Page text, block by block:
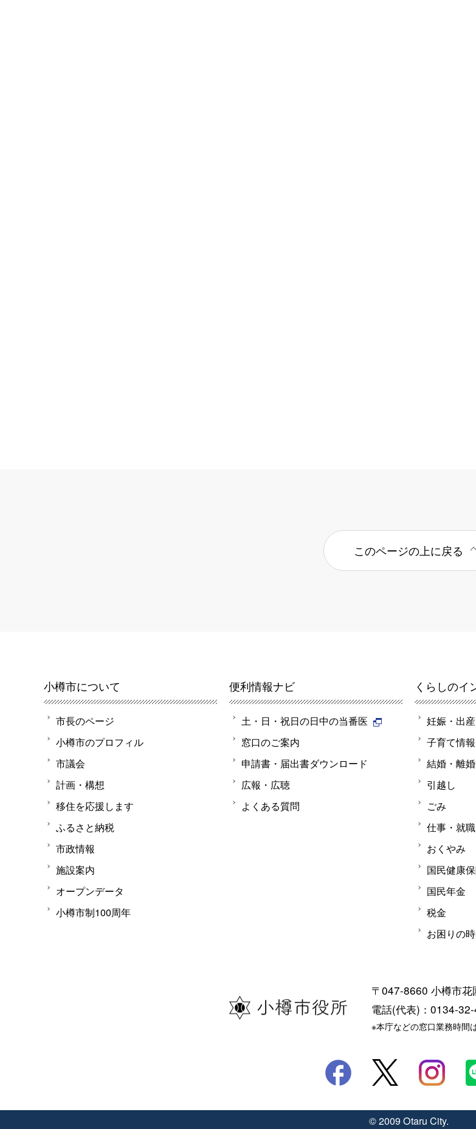
このページの上に戻る
小樽市について
市長のページ
小樽市のプロフィル
市議会
計画・構想
移住を応援します
ふるさと納税
市政情報
施設案内
オープンデータ
小樽市制100周年
便利情報ナビ
土・日・祝日の日中の当番医
窓口のご案内
申請書・届出書ダウンロード
広報・広聴
よくある質問
くらしのイ
妊娠・出産
子育て情報
結婚・離婚
引越し
ごみ
仕事・就職
おくやみ
国民健康
国民年金
税金
お困りの
〒047-8660 小樽市
電話(代表)：0134-32-
※本庁などの窓口業務時間
© 2009 Otaru City.